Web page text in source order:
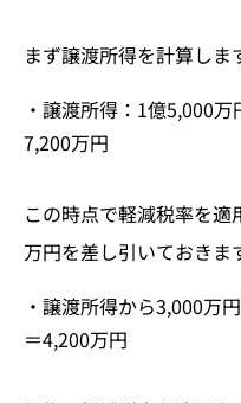
まず譲渡所得を計算しま
・譲渡所得：1億5,000
7,200万円
この時点で軽減税率を
万円を差し引いておきま
・譲渡所得から3,000万
＝4,200万円